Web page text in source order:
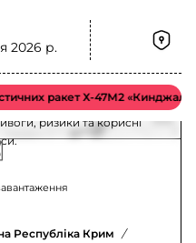
2026 р.
ракет Х-47М2 «Кинджал».
громада –
безпека
Єрмаківської
ризики та корисні
Республіка Крим /